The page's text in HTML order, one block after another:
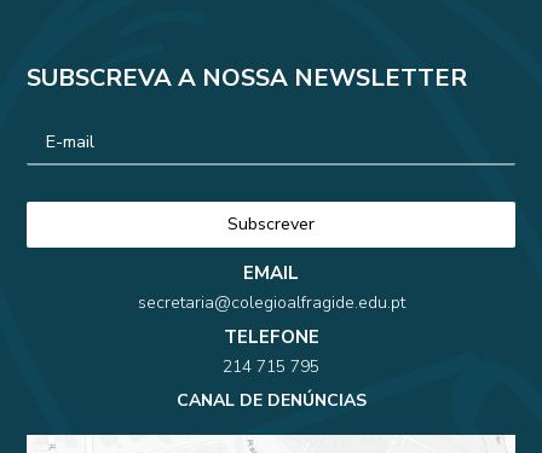
SUBSCREVA A NOSSA NEWSLETTER
EMAIL
secretaria@colegioalfragide.edu.pt
TELEFONE
214 715 795
CANAL DE DENÚNCIAS